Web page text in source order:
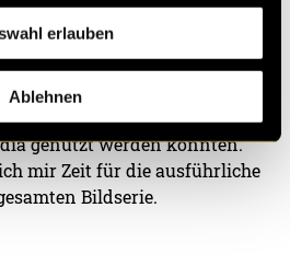
erlauben
Ablehnen
ich das gesamte Bildmaterial
erste Auswahl der
Eine kleine Vorschau konnte
kurze Zeit später zustellen,
unmittelbar nach dem
genutzt werden konnten.
mir Zeit für die ausführliche
Bildserie.